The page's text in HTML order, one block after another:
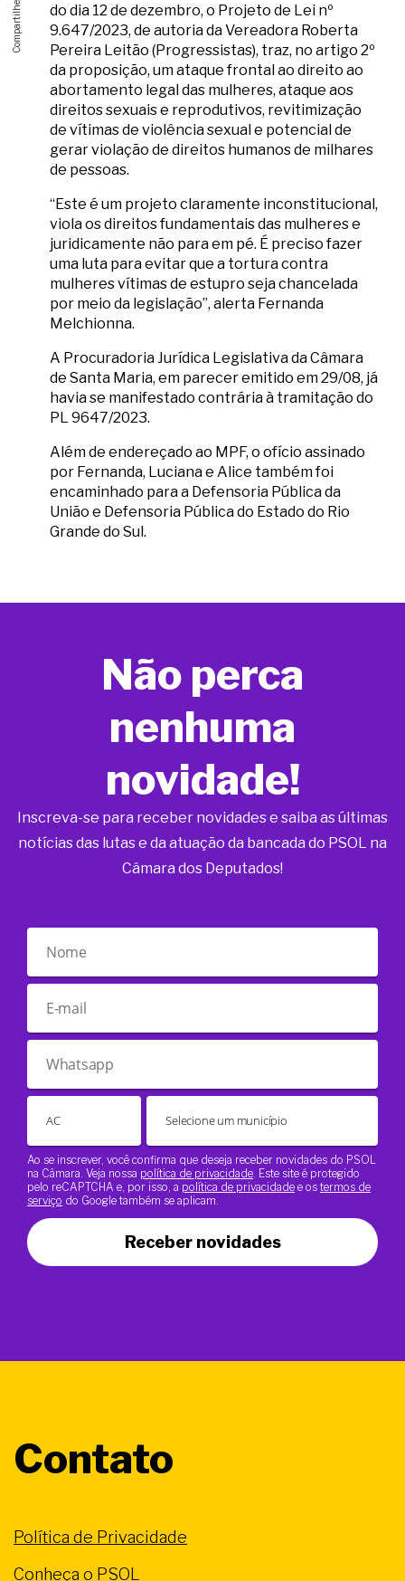
do dia 12 de dezembro, o Projeto de Lei nº
9.647/2023, de autoria da Vereadora Roberta
Pereira Leitão (Progressistas), traz, no artigo 2º
da proposição, um ataque frontal ao direito ao
abortamento legal das mulheres, ataque aos
direitos sexuais e reprodutivos, revitimização
de vítimas de violência sexual e potencial de
gerar violação de direitos humanos de milhares
de pessoas.
“Este é um projeto claramente inconstitucional,
viola os direitos fundamentais das mulheres e
juridicamente não para em pé. É preciso fazer
uma luta para evitar que a tortura contra
mulheres vítimas de estupro seja chancelada
por meio da legislação”, alerta Fernanda
Melchionna.
A Procuradoria Jurídica Legislativa da Câmara
de Santa Maria, em parecer emitido em 29/08, já
havia se manifestado contrária à tramitação do
PL 9647/2023.
Além de endereçado ao MPF, o ofício assinado
por Fernanda, Luciana e Alice também foi
encaminhado para a Defensoria Pública da
União e Defensoria Pública do Estado do Rio
Grande do Sul.
Não perca
nenhuma
novidade!
Inscreva-se para receber novidades e saiba as últimas
notícias das lutas e da atuação da bancada do PSOL na
Câmara dos Deputados!
Ao se inscrever, você confirma que deseja receber novidades do PSOL
na Câmara. Veja nossa política de privacidade. Este site é protegido
pelo reCAPTCHA e, por isso, a política de privacidade e os termos de
serviço do Google também se aplicam.
Receber novidades
Contato
Política de Privacidade
Conheça o PSOL